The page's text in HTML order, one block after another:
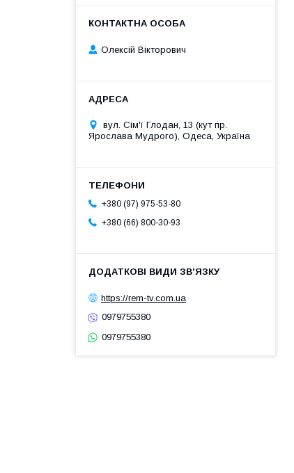
Олексій Вікторович
вул. Сім'ї Глодан, 13 (кут пр.
Ярослава Мудрого), Одеса, Україна
+380 (97) 975-53-80
+380 (66) 800-30-93
https://rem-tv.com.ua
0979755380
0979755380